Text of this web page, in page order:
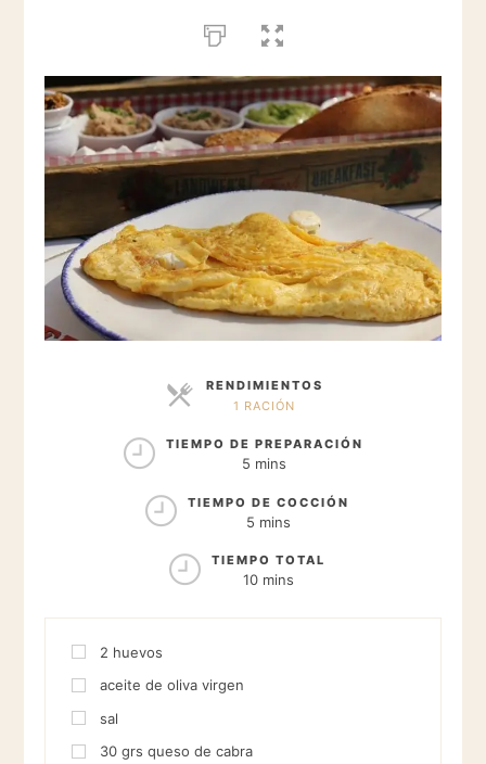
RENDIMIENTOS
1 RACIÓN
TIEMPO DE PREPARACIÓN
5 mins
TIEMPO DE COCCIÓN
5 mins
TIEMPO TOTAL
10 mins
2 huevos
aceite de oliva virgen
sal
30 grs queso de cabra